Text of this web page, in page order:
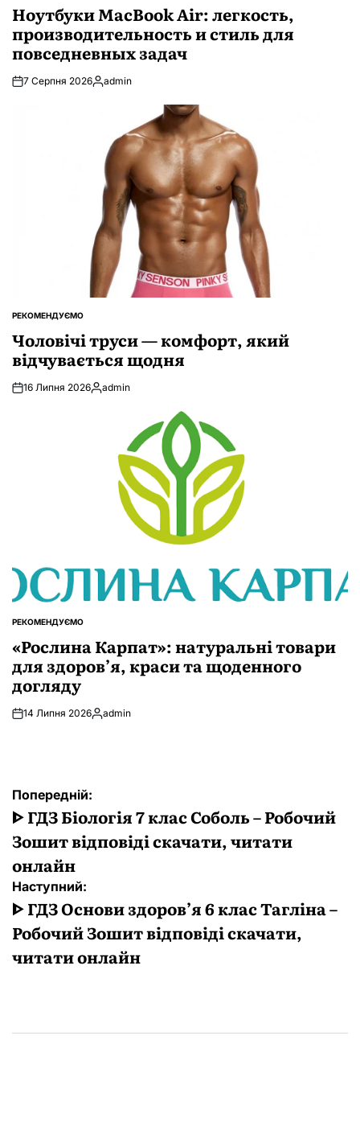
Ноутбуки MacBook Air: легкость,
производительность и стиль для
повседневных задач
7 Серпня 2026Опубліковано
admin
ОПУБЛІКУВАТИ
РЕКОМЕНДУЄМО
Чоловічі труси — комфорт, який
відчувається щодня
16 Липня 2026Опубліковано
admin
ОПУБЛІКУВАТИ
РЕКОМЕНДУЄМО
«Рослина Карпат»: натуральні товари
для здоров’я, краси та щоденного
догляду
14 Липня 2026Опубліковано
admin
Навігація
записів
Попередній:
ᐈ ГДЗ Біологія 7 клас Соболь – Робочий
Зошит відповіді скачати, читати
онлайн
Наступний:
ᐈ ГДЗ Основи здоров’я 6 клас Тагліна –
Робочий Зошит відповіді скачати,
читати онлайн